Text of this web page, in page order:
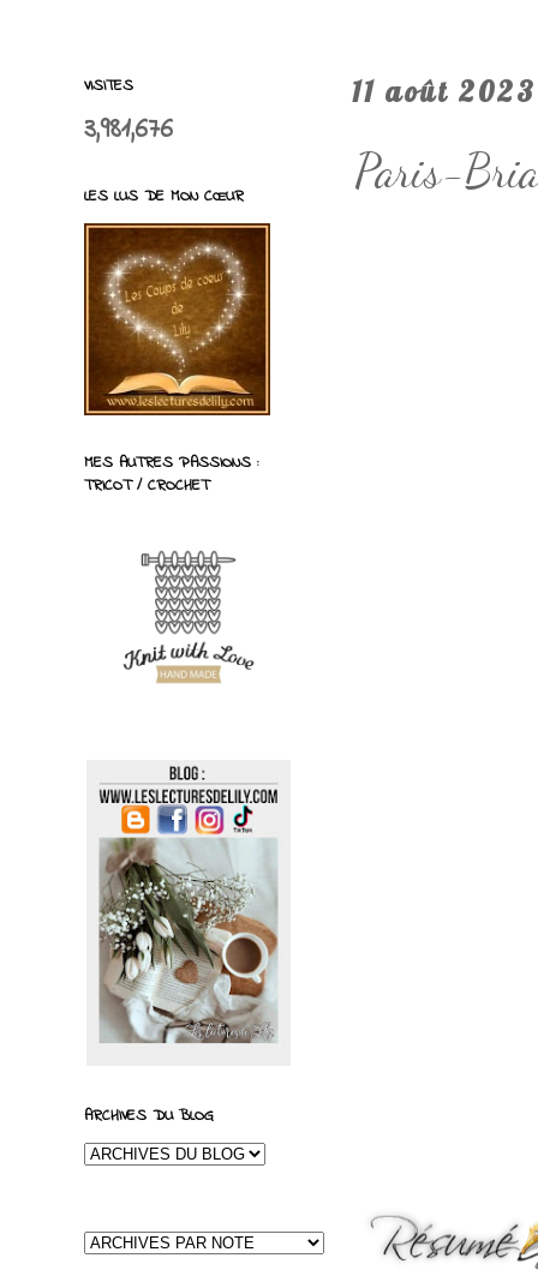
11 août 2023
Paris-
VISITES
3,981,676
LES LUS DE MON CŒUR
MES AUTRES PASSIONS :
TRICOT / CROCHET
ARCHIVES DU BLOG